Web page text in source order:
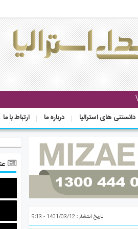
دانستنی های استرالیا درباره ما ارتباط با ما
تاریخ انتشار : 1401/03/12 - 9:13